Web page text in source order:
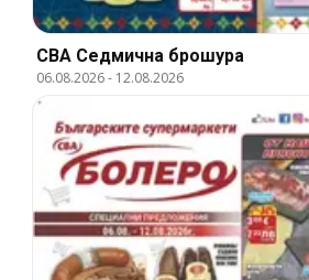
CBA Cедмична брошура
06.08.2026- 12.08.2026